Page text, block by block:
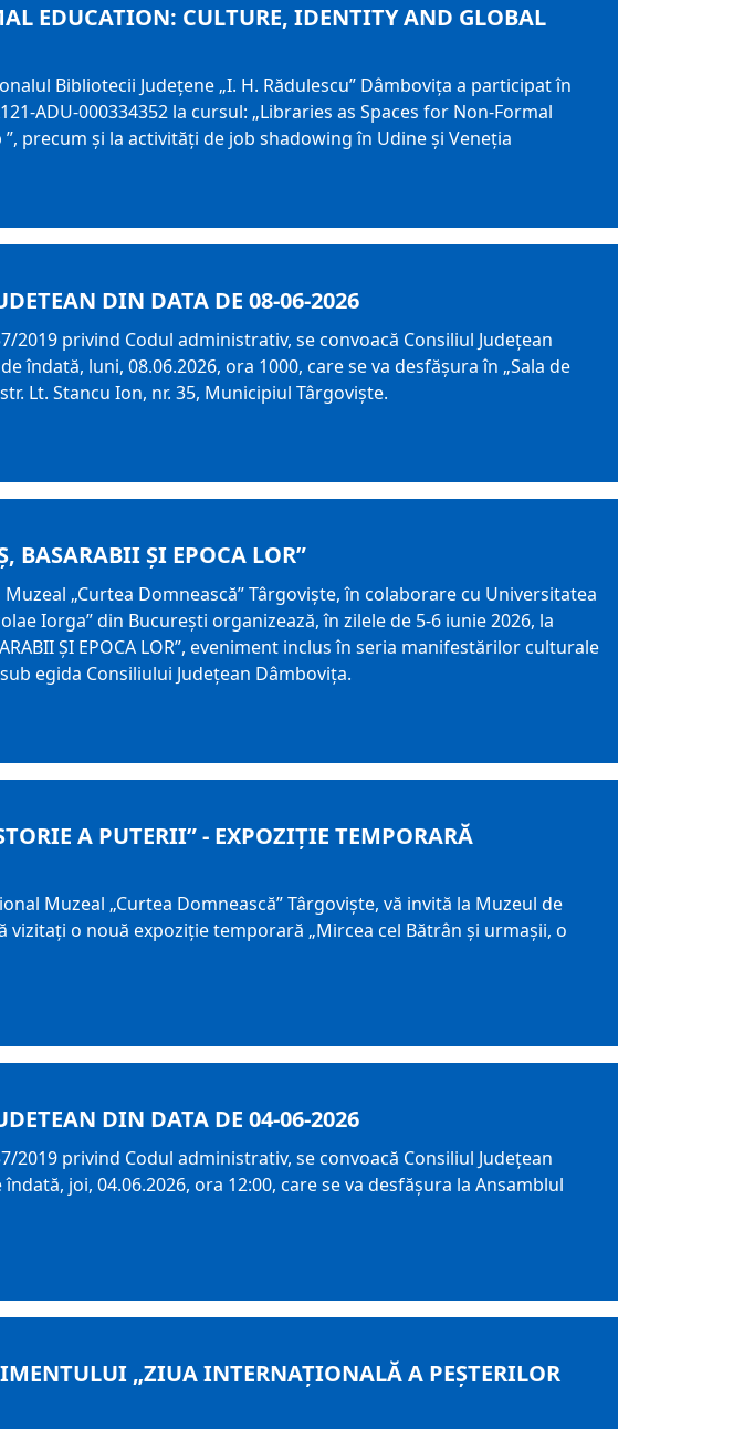
EDUCATION: CULTURE, IDENTITY AND GLOBAL
Bibliotecii Județene „I. H. Rădulescu” Dâmbovița a participat în
ADU-000334352 la cursul: „Libraries as Spaces for Non-Formal
precum și la activități de job shadowing în Udine și Veneția
DIN DATA DE 08-06-2026
2019 privind Codul administrativ, se convoacă Consiliul Judeţean
îndată, luni, 08.06.2026, ora 1000, care se va desfăşura în „Sala de
Lt. Stancu Ion, nr. 35, Municipiul Târgoviște.
BASARABII ȘI EPOCA LOR”
„Curtea Domnească” Târgoviște, în colaborare cu Universitatea
Iorga” din București organizează, în zilele de 5-6 iunie 2026, la
ȘI EPOCA LOR”, eveniment inclus în seria manifestărilor culturale
egida Consiliului Județean Dâmbovița.
A PUTERII” - EXPOZIȚIE TEMPORARĂ
Muzeal „Curtea Domnească” Târgoviște, vă invită la Muzeul de
vizitați o nouă expoziție temporară „Mircea cel Bătrân și urmașii, o
DIN DATA DE 04-06-2026
2019 privind Codul administrativ, se convoacă Consiliul Judeţean
joi, 04.06.2026, ora 12:00, care se va desfăşura la Ansamblul
„ZIUA INTERNAȚIONALĂ A PEȘTERILOR